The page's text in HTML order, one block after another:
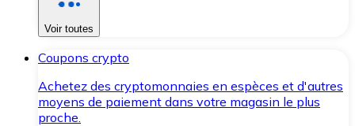
Voir toutes
Coupons crypto
Achetez des cryptomonnaies en espèces et d'autres
moyens de paiement dans votre magasin le plus
proche.